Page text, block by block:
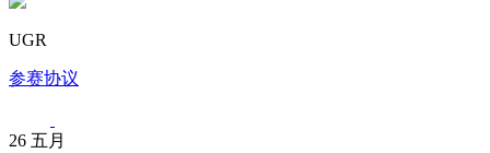
UGR
参赛协议
26 五月